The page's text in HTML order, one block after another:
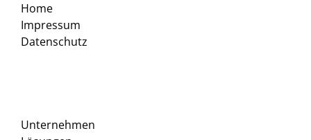
Home
Impressum
Datenschutz
Unternehmen